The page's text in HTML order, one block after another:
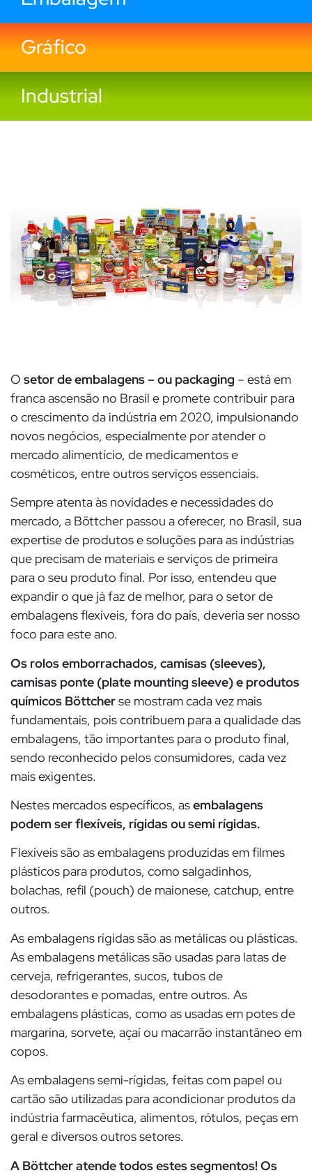
Gráfico
Industrial
O setor de embalagens – ou packaging – está em
franca ascensão no Brasil e promete contribuir para
o crescimento da indústria em 2020, impulsionando
novos negócios, especialmente por atender o
mercado alimentício, de medicamentos e
cosméticos, entre outros serviços essenciais.
Sempre atenta às novidades e necessidades do
mercado, a Böttcher passou a oferecer, no Brasil, sua
expertise de produtos e soluções para as indústrias
que precisam de materiais e serviços de primeira
para o seu produto final. Por isso, entendeu que
expandir o que já faz de melhor, para o setor de
embalagens flexíveis, fora do país, deveria ser nosso
foco para este ano.
Os rolos emborrachados, camisas (sleeves),
camisas ponte (plate mounting sleeve) e produtos
químicos Böttcherse mostram cada vez mais
fundamentais, pois contribuem para a qualidade das
embalagens, tão importantes para o produto final,
sendo reconhecido pelos consumidores, cada vez
mais exigentes.
Nestes mercados específicos, asembalagens
podem ser flexíveis, rígidas ou semi rígidas.
Flexíveis são as embalagens produzidas em filmes
plásticos para produtos, como salgadinhos,
bolachas, refil (pouch) de maionese, catchup, entre
outros.
As embalagens rígidas são as metálicas ou plásticas.
As embalagens metálicas são usadas para latas de
cerveja, refrigerantes, sucos, tubos de
desodorantes e pomadas, entre outros. As
embalagens plásticas, como as usadas em potes de
margarina, sorvete, açaí ou macarrão instantâneo em
copos.
As embalagens semi-rígidas, feitas com papel ou
cartão são utilizadas para acondicionar produtos da
indústria farmacêutica, alimentos, rótulos, peças em
geral e diversos outros setores.
A Böttcher atende todos estes segmentos! Os